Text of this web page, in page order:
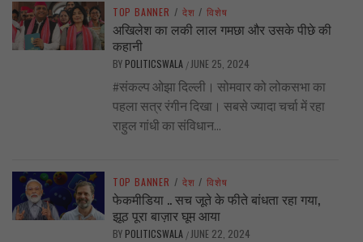
TOP BANNER / देश / विशेष
अखिलेश का लकी लाल गमछा और उसके पीछे की
कहानी
BY POLITICSWALA / JUNE 25, 2024
#संकल्प ओझा दिल्ली। सोमवार को लोकसभा का
पहला सत्र रंगीन दिखा। सबसे ज्यादा चर्चा में रहा
राहुल गांधी का संविधान...
TOP BANNER / देश / विशेष
फेकमीडिया .. सच जूते के फीते बांधता रहा गया,
झूठ पूरा बाज़ार घूम आया
BY POLITICSWALA / JUNE 22, 2024